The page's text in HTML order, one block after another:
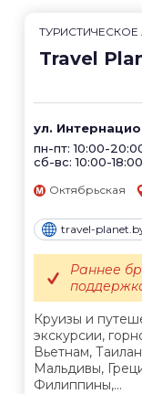
ТУРИСТИЧЕСКОЕ
Travel
ул.
пн-пт: 10:00-
сб-вс: 10:00-18:00
Октябрьская
travel-
Круизы и
экскурсии,
Вьетнам,
Мальдивы,
Филиппины,...
Раннее